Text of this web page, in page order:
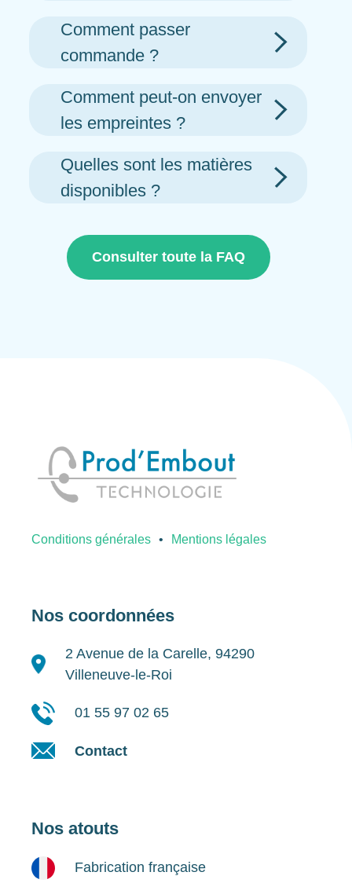
Comment passer
commande ?
Comment peut-on envoyer
les empreintes ?
Quelles sont les matières
disponibles ?
Consulter toute la FAQ
Conditions générales Mentions légales
Nos coordonnées
2 Avenue de la Carelle, 94290
Villeneuve-le-Roi
01 55 97 02 65
Contact
Nos atouts
Fabrication française